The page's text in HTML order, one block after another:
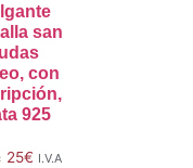
san
con
925
25€ I.V.A